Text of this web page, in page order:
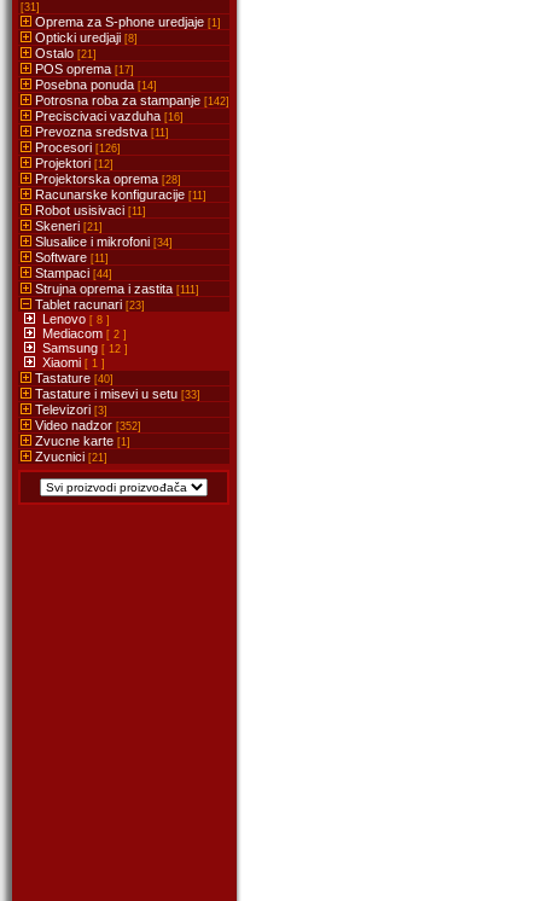
[31]
Oprema za S-phone uredjaje [1]
Opticki uredjaji [8]
Ostalo [21]
POS oprema [17]
Posebna ponuda [14]
Potrosna roba za stampanje [142]
Preciscivaci vazduha [16]
Prevozna sredstva [11]
Procesori [126]
Projektori [12]
Projektorska oprema [28]
Racunarske konfiguracije [11]
Robot usisivaci [11]
Skeneri [21]
Slusalice i mikrofoni [34]
Software [11]
Stampaci [44]
Strujna oprema i zastita [111]
Tablet racunari [23]
Lenovo [ 8 ]
Mediacom [ 2 ]
Samsung [ 12 ]
Xiaomi [ 1 ]
Tastature [40]
Tastature i misevi u setu [33]
Televizori [3]
Video nadzor [352]
Zvucne karte [1]
Zvucnici [21]